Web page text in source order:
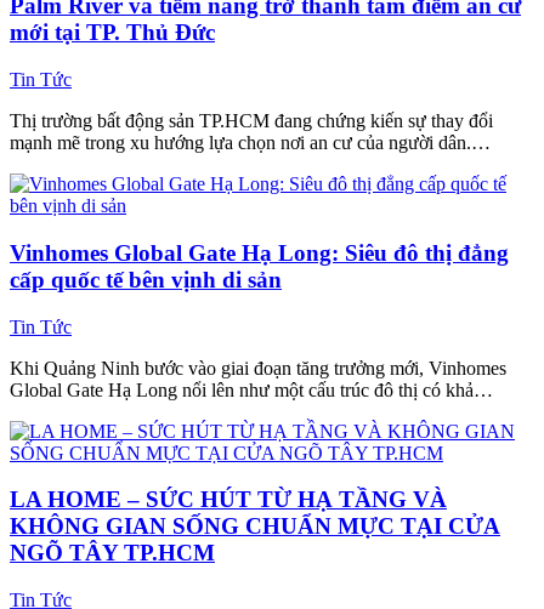
Palm River và tiềm năng trở thành tâm điểm an cư
mới tại TP. Thủ Đức
Tin Tức
Thị trường bất động sản TP.HCM đang chứng kiến sự thay đổi
mạnh mẽ trong xu hướng lựa chọn nơi an cư của người dân.…
Vinhomes Global Gate Hạ Long: Siêu đô thị đẳng
cấp quốc tế bên vịnh di sản
Tin Tức
Khi Quảng Ninh bước vào giai đoạn tăng trưởng mới, Vinhomes
Global Gate Hạ Long nổi lên như một cấu trúc đô thị có khả…
LA HOME – SỨC HÚT TỪ HẠ TẦNG VÀ
KHÔNG GIAN SỐNG CHUẨN MỰC TẠI CỬA
NGÕ TÂY TP.HCM
Tin Tức